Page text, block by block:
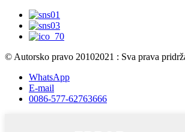
© Autorsko pravo 20102021 : Sva prava
WhatsApp
E-mail
0086-577-62763666